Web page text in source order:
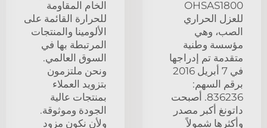
OHSAS1800
للعزل الحراري
الصب، وهي
مؤسسة وطنية
متقدمة تم إدراجها
في 7 أبريل 2016
برقم السهم:
836236. أصبحت
داتونغ أكبر مصدر
وأكثرها شمولاً
الخام المقاومة
للحرارة القائمة على
الألومينا والمنتجات
المرتبطة بها في
السوق العالمي.
ونحن ملتزمون
بتزويد العملاء
بمنتجات عالية
الجودة وموثوقة.
ولأن نكون مزود